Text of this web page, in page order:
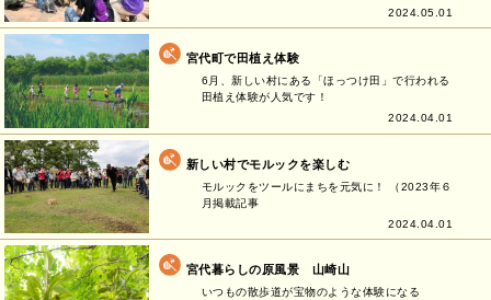
2024.05.01
宮代町で田植え体験
6月、新しい村にある「ほっつけ田」で行われる
田植え体験が人気です！
2024.04.01
新しい村でモルックを楽しむ
モルックをツールにまちを元気に！ （2023年６
月掲載記事
2024.04.01
宮代暮らしの原風景 山崎山
いつもの散歩道が宝物のような体験になる